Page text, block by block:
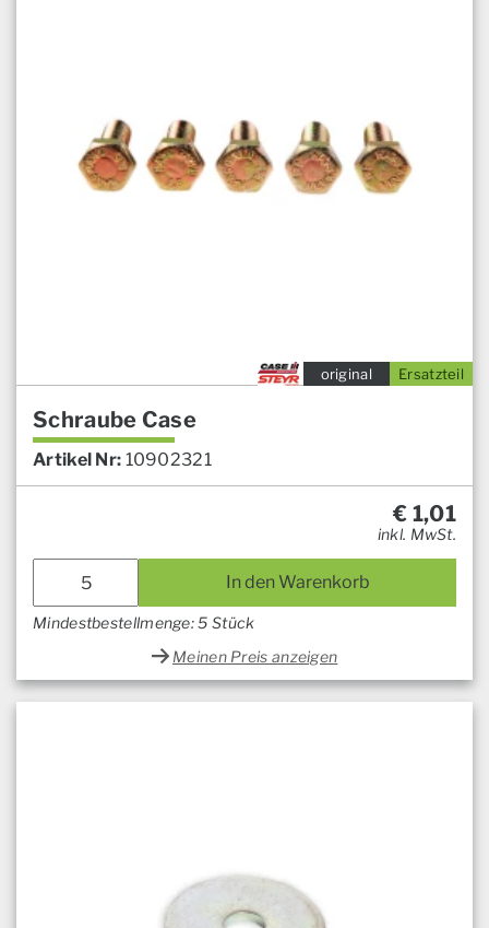
Ersatzteil
original
Schraube Case
Artikel Nr: 10902321
€ 1,01
inkl. MwSt.
In den Warenkorb
Mindestbestellmenge: 5 Stück
Meinen Preis anzeigen